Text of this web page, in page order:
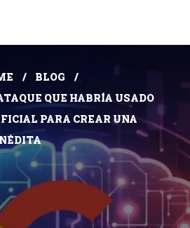
BLOG
QUE HABRÍA USADO
PARA CREAR UNA